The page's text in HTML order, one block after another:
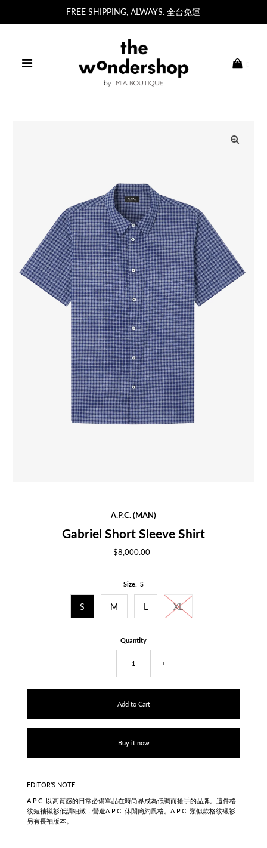
FREE SHIPPING, ALWAYS. 全台免運
A.P.C. (MAN)
Gabriel Short Sleeve Shirt
Regular
$8,000.00
Size: S
S M L XL
Quantity
- +
Buy it now
EDITOR’S NOTE
A.P.C. 以高質感的日常必備單品在時尚界成為低調而搶手的品牌。這件格
紋短袖襯衫低調細緻，營造A.P.C. 休閒簡約風格。 A.P.C. 類似款格紋襯衫
另有長袖版本。